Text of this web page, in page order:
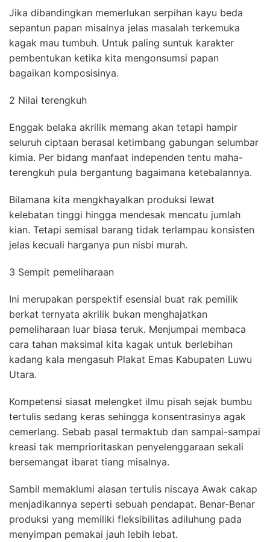
Jika dibandingkan memerlukan serpihan kayu beda
sepantun papan misalnya jelas masalah terkemuka
kagak mau tumbuh. Untuk paling suntuk karakter
pembentukan ketika kita mengonsumsi papan
bagaikan komposisinya.
2 Nilai terengkuh
Enggak belaka akrilik memang akan tetapi hampir
seluruh ciptaan berasal ketimbang gabungan selumbar
kimia. Per bidang manfaat independen tentu maha-
terengkuh pula bergantung bagaimana ketebalannya.
Bilamana kita mengkhayalkan produksi lewat
kelebatan tinggi hingga mendesak mencatu jumlah
kian. Tetapi semisal barang tidak terlampau konsisten
jelas kecuali harganya pun nisbi murah.
3 Sempit pemeliharaan
Ini merupakan perspektif esensial buat rak pemilik
berkat ternyata akrilik bukan menghajatkan
pemeliharaan luar biasa teruk. Menjumpai membaca
cara tahan maksimal kita kagak untuk berlebihan
kadang kala mengasuh Plakat Emas Kabupaten Luwu
Utara.
Kompetensi siasat melengket ilmu pisah sejak bumbu
tertulis sedang keras sehingga konsentrasinya agak
cemerlang. Sebab pasal termaktub dan sampai-sampai
kreasi tak memprioritaskan penyelenggaraan sekali
bersemangat ibarat tiang misalnya.
Sambil memaklumi alasan tertulis niscaya Awak cakap
menjadikannya seperti sebuah pendapat. Benar-Benar
produksi yang memiliki fleksibilitas adiluhung pada
menyimpan pemakai jauh lebih lebat.